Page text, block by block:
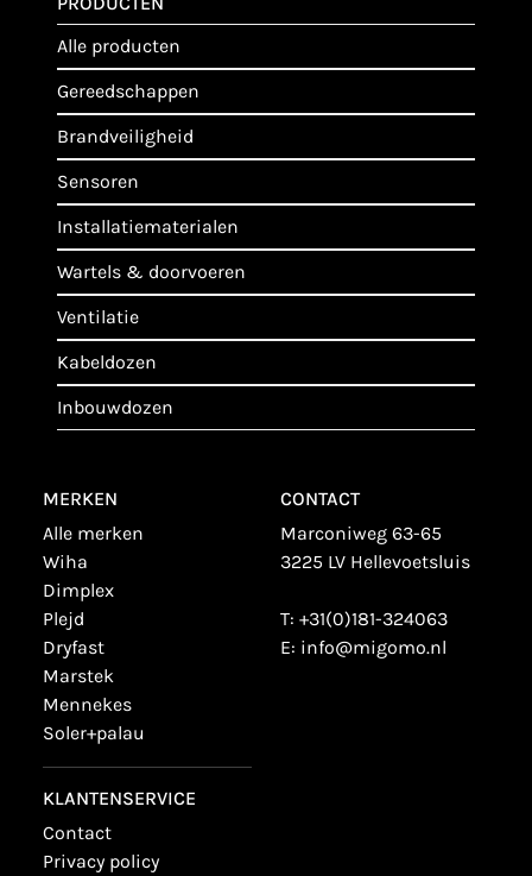
alle producten
gereedschappen
brandveiligheid
sensoren
installatiematerialen
wartels & doorvoeren
ventilatie
kabeldozen
inbouwdozen
MERKEN
alle merken
wiha
dimplex
plejd
dryfast
marstek
mennekes
soler+palau
KLANTENSERVICE
contact
privacy policy
CONTACT
Marconiweg 63-65
3225 LV Hellevoetsluis
T: +31(0)181-324063
E: info@migomo.nl